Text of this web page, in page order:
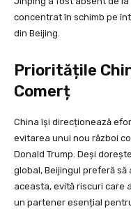
concentrat în schimb pe
din Beijing.
Prioritățile
Comerț
China își direcționează
evitarea unui nou război
Donald Trump. Deși
global, Beijingul preferă
aceasta, evită riscuri care
un partener esențial